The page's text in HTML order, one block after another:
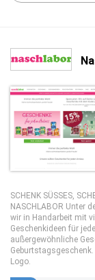
SCHENK SÜSSES,
NASCHLABOR Unter
wir in Handarbeit mit
Geschenkideen für
außergewöhnliche
Logo.